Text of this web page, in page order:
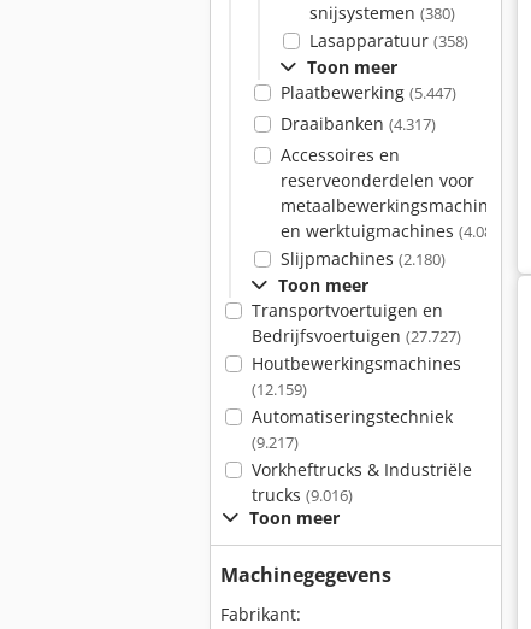
snijsystemen (380)
Lasapparatuur (358)
Toon meer
Plaatbewerking (5.447)
Draaibanken (4.317)
Accessoires en
reserveonderdelen voor
metaalbewerkingsmachines
en werktuigmachines (4.083)
Slijpmachines (2.180)
Toon meer
Transportvoertuigen en
Bedrijfsvoertuigen (27.727)
Houtbewerkingsmachines
(12.159)
Automatiseringstechniek
(9.217)
Vorkheftrucks & Industriële
trucks (9.016)
Toon meer
Machinegegevens
Fabrikant: